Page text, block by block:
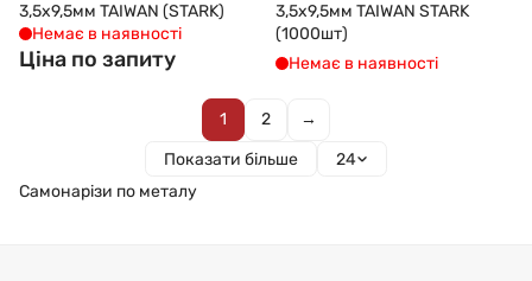
3,5x9,5мм TAIWAN (STARK)
Немає в наявності
Ціна по запиту
3,5x9,5мм TAIWAN STARK
(1000шт)
Немає в наявності
1 2
→
Показати більше
24
Самонарізи по металу